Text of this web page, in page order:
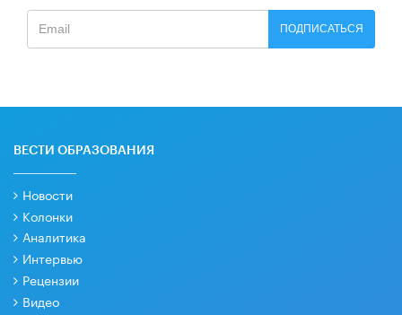
ПОДПИСАТЬСЯ
ВЕСТИ ОБРАЗОВАНИЯ
Новости
Колонки
Аналитика
Интервью
Рецензии
Видео